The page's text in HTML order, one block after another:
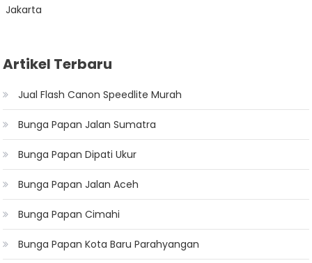
Artikel Terbaru
Jual Flash Canon Speedlite Murah
Bunga Papan Jalan Sumatra
Bunga Papan Dipati Ukur
Bunga Papan Jalan Aceh
Bunga Papan Cimahi
Bunga Papan Kota Baru Parahyangan